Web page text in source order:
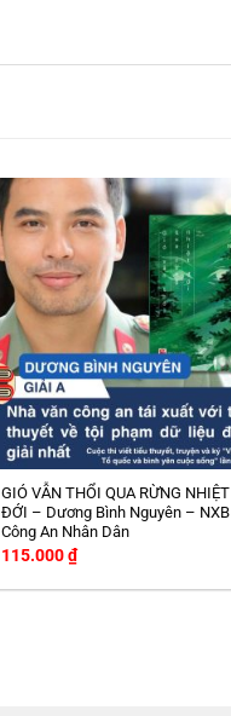
GIÓ VẪN THỔI QUA RỪNG NHIỆT
ĐỚI – Dương Bình Nguyên – NXB
Công An Nhân Dân
115.000₫